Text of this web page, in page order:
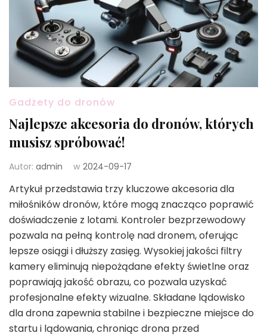
Gadżety do dronów
Najlepsze akcesoria do dronów, których
musisz spróbować!
Autor: admin w 2024-09-17
Artykuł przedstawia trzy kluczowe akcesoria dla
miłośników dronów, które mogą znacząco poprawić
doświadczenie z lotami. Kontroler bezprzewodowy
pozwala na pełną kontrolę nad dronem, oferując
lepsze osiągi i dłuższy zasięg. Wysokiej jakości filtry
kamery eliminują niepożądane efekty świetlne oraz
poprawiają jakość obrazu, co pozwala uzyskać
profesjonalne efekty wizualne. Składane lądowisko
dla drona zapewnia stabilne i bezpieczne miejsce do
startu i lądowania, chroniąc drona przed